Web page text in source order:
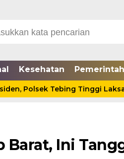
Kesehatan
Tebing Tinggi
Barat, Ini